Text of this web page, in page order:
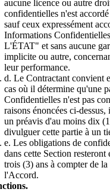
aucune licence ou autre
confidentielles n'est accordé
sauf ceux expressément
Informations
L'ÉTAT" et sans aucune
implicite ou autre,
leur performance.
d. Le Contractant convient
cas où il détermine qu'une
Confidentielles n'est pas
raisons énoncées ci-
un préavis d'au moins dix
divulguer cette partie à un
e. Les obligations de
dans cette Section
trois (3) ans à compter de
l'Accord.